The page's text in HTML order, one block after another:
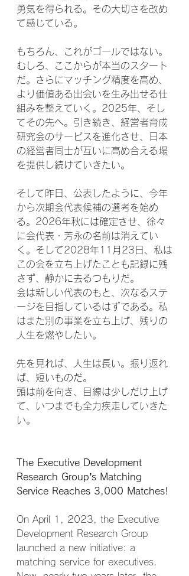
勇気を得られる。その大切さを改め
て感じている。
もちろん、これがゴールではない。
むしろ、ここからが本当のスタート
だ。さらにマッチング精度を高め、
より価値ある出会いを生み出せる仕
組みを整えていく。2025年、そし
てその先へ。引き続き、経営者育成
研究会のサービスを進化させ、日本
の経営者同士が互いに高め合える場
を提供し続けていきたい。
そして昨日、公表したように、今年
から次期会代表候補の選考を始め
る。2026年秋には確定させ、徐々
に会代表・芳永の名前は消えてい
く。そして2028年11月23日、私は
この会を立ち上げたことも記録に残
さず、静かに去るつもりだ。
会は新しい代表のもと、次なるステ
ージを目指しているはずである。私
はまた別の事業を立ち上げ、残りの
人生を燃やしたい。
先を見れば、人生は長い。振り返れ
ば、短いものだ。
頭は前を向き、目線は少しだけ上げ
て、いつまでも全力疾走していきた
い。
The Executive Development
Research Group’s Matching
Service Reaches 3,000 Matches!
On April 1, 2023, the Executive
Development Research Group
launched a new initiative: a
matching service for executives.